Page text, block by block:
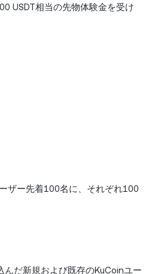
USDT相当の先物体験金を受け
ザー先着100名に、それぞれ100
だ新規および既存のKuCoinユー